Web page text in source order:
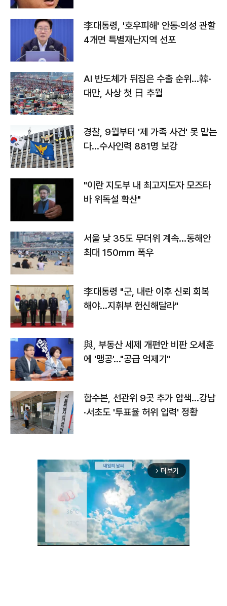
李대통령, '호우피해' 안동·의성 관할
4개면 특별재난지역 선포
AI 반도체가 뒤집은 수출 순위…韓·
대만, 사상 첫 日 추월
경찰, 9월부터 '제 가족 사건' 못 맡는
다…수사인력 881명 보강
"이란 지도부 내 최고지도자 모즈타
바 위독설 확산"
서울 낮 35도 무더위 계속…동해안
최대 150㎜ 폭우
李대통령 "군, 내란 이후 신뢰 회복
해야…지휘부 헌신해달라"
與, 부동산 세제 개편안 비판 오세훈
에 '맹공'…"공급 억제기"
합수본, 선관위 9곳 추가 압색…강남
·서초도 '투표율 허위 입력' 정황
arrow_forward_ios 더보기